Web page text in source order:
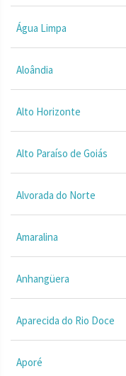
Água Limpa
Aloândia
Alto Horizonte
Alto Paraíso de Goiás
Alvorada do Norte
Amaralina
Anhangüera
Aparecida do Rio Doce
Aporé